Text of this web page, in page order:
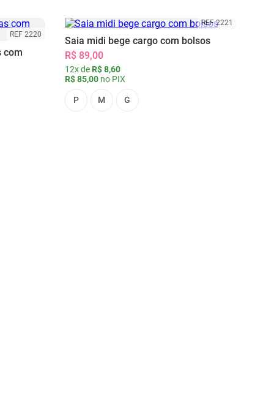
REF 2220
com
REF 2221
Saia midi bege cargo com bolsos
R$ 89,00
12x de R$ 8,60
R$ 85,00no PIX
P M G